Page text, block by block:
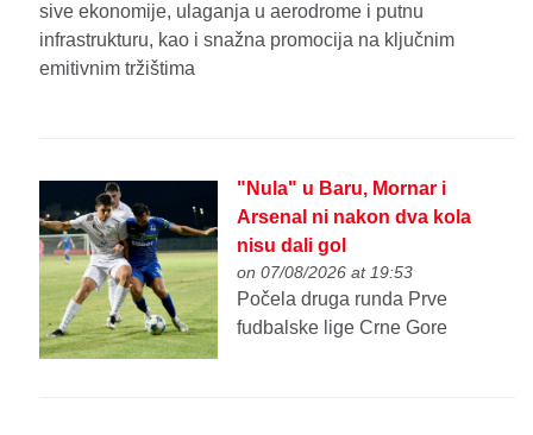
sive ekonomije, ulaganja u aerodrome i putnu
infrastrukturu, kao i snažna promocija na ključnim
emitivnim tržištima
"Nula" u Baru, Mornar i
Arsenal ni nakon dva kola
nisu dali gol
on 07/08/2026 at 19:53
Počela druga runda Prve
fudbalske lige Crne Gore